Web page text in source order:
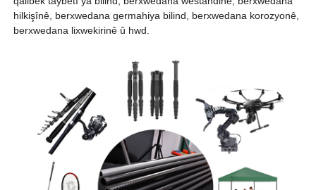
hilkişînê, berxwedana germahiya bilind, berxwedana korozyonê,
berxwedana lixwekirinê û hwd.